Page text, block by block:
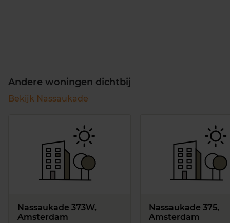
Andere woningen dichtbij
Bekijk Nassaukade
Nassaukade 373W,
Amsterdam
Nassaukade 375,
Amsterdam